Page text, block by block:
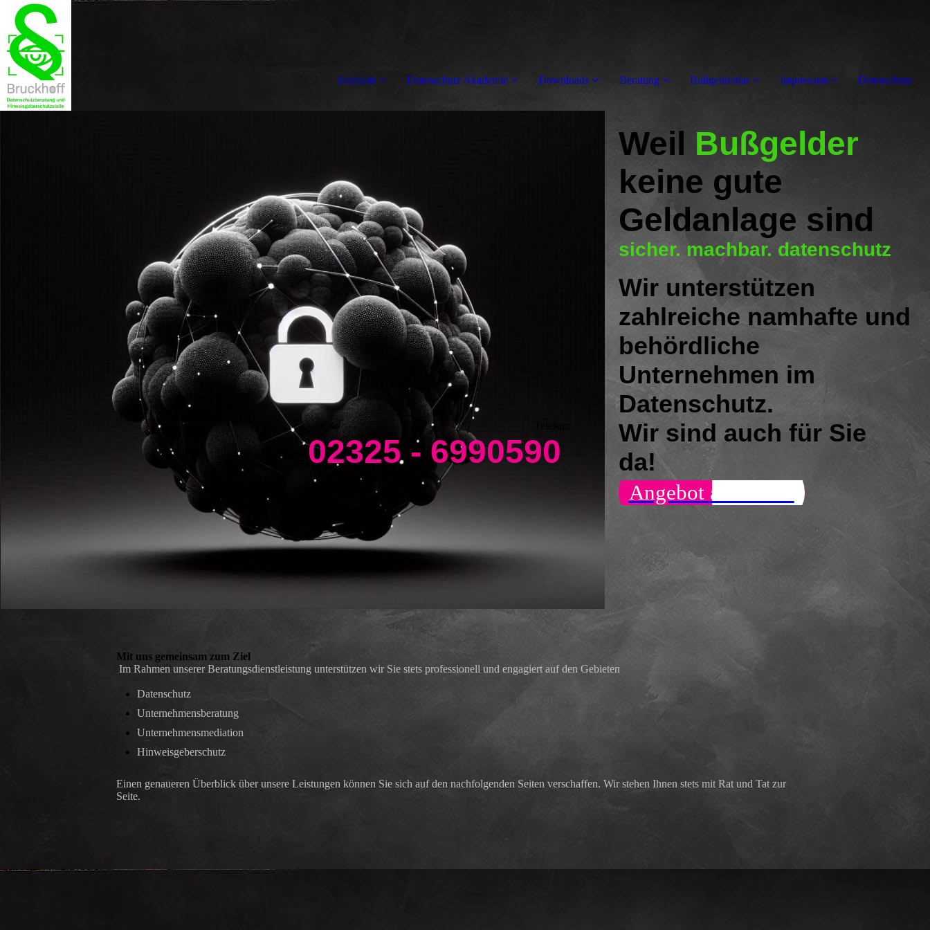
Startseite Datenschutz Akademie Downloads Beratung Bußgeldradar Impressum Datenschutz
02325 - 6990590
Weil Bußgelder
keine gute
Geldanlage sind
sicher. machbar. datenschutz
Wir unterstützen
zahlreiche namhafte und
behördliche
Unternehmen im
Datenschutz.
Wir sind auch für Sie
da!
Angebot anfordern
Mit uns gemeinsam zum Ziel
Im Rahmen unserer Beratungsdienstleistung unterstützen wir Sie stets professionell und engagiert auf den Gebieten
Datenschutz
Unternehmensberatung
Unternehmensmediation
Hinweisgeberschutz
Einen genaueren Überblick über unsere Leistungen können Sie sich auf den nachfolgenden Seiten verschaffen. Wir stehen Ihnen stets mit Rat und Tat zur
Seite.